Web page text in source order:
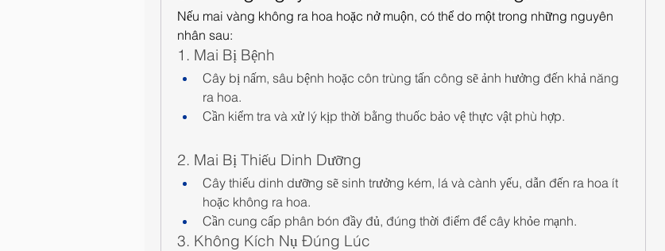
Nếu mai vàng không ra hoa hoặc nở muộn, có thể do một trong những nguyên
nhân sau:
1. Mai Bị Bệnh
Cây bị nấm, sâu bệnh hoặc côn trùng tấn công sẽ ảnh hưởng đến khả năng
ra hoa.
Cần kiểm tra và xử lý kịp thời bằng thuốc bảo vệ thực vật phù hợp.
2. Mai Bị Thiếu Dinh Dưỡng
Cây thiếu dinh dưỡng sẽ sinh trưởng kém, lá và cành yếu, dẫn đến ra hoa ít
hoặc không ra hoa.
Cần cung cấp phân bón đầy đủ, đúng thời điểm để cây khỏe mạnh.
3. Không Kích Nụ Đúng Lúc